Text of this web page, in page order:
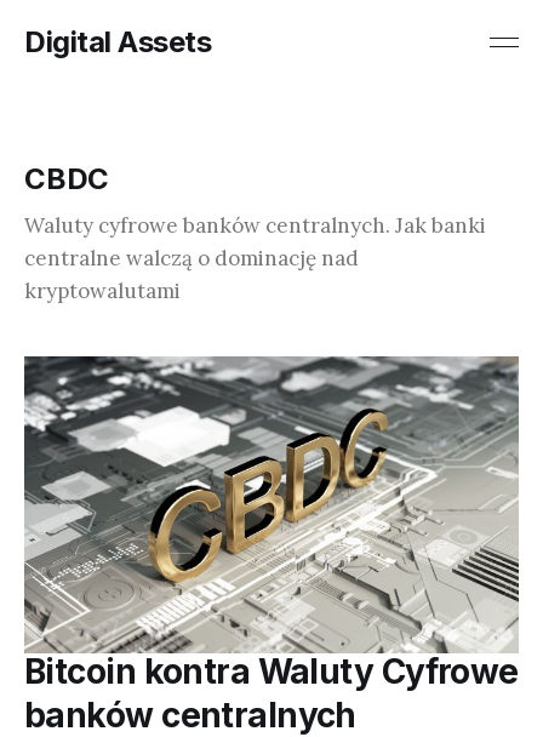
Digital Assets
CBDC
Waluty cyfrowe banków centralnych. Jak banki
centralne walczą o dominację nad
kryptowalutami
Bitcoin kontra Waluty Cyfrowe
banków centralnych